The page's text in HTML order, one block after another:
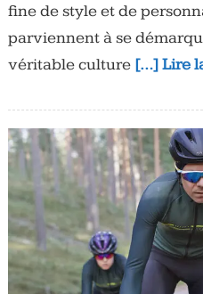
fine de style et de
parviennent à se
véritable culture […] Lire